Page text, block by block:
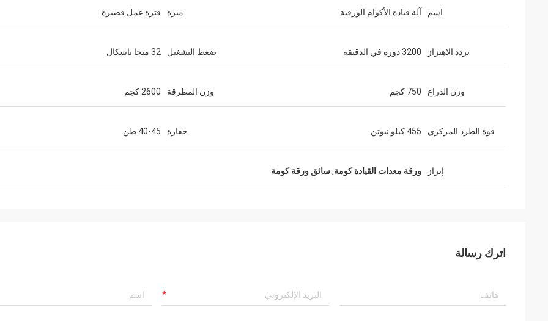
اسم آلة قيادة الأكوام الورقية ميزة فترة عمل قصيرة
تردد الاهتزاز 3200 دورة في الدقيقة ضغط التشغيل 32 ميجا باسكال
وزن الذراع 750 كجم وزن المطرقة 2600 كجم
قوة الطرد المركزي 455 كيلو نيوتن حفارة 40-45 طن
إبراز ورقة معدات القيادة كومة,سائق ورقة كومة
اترك رسالة